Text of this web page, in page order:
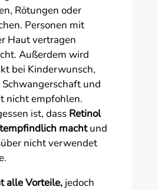
Rötungen oder
Personen mit
Haut vertragen
Außerdem wird
bei Kinderwunsch,
und
nicht empfohlen.
ist, dass Retinol
machtund
nicht verwendet
alle Vorteile, jedoch